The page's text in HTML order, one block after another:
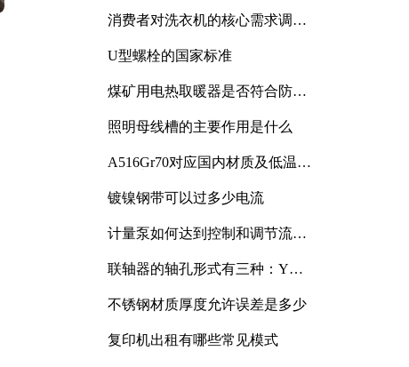
消费者对洗衣机的核心需求调研
U型螺栓的国家标准
煤矿用电热取暖器是否符合防爆
照明母线槽的主要作用是什么
A516Gr70对应国内材质及低温冲
镀镍钢带可以过多少电流
计量泵如何达到控制和调节流量
联轴器的轴孔形式有三种：Y
不锈钢材质厚度允许误差是多少
复印机出租有哪些常见模式